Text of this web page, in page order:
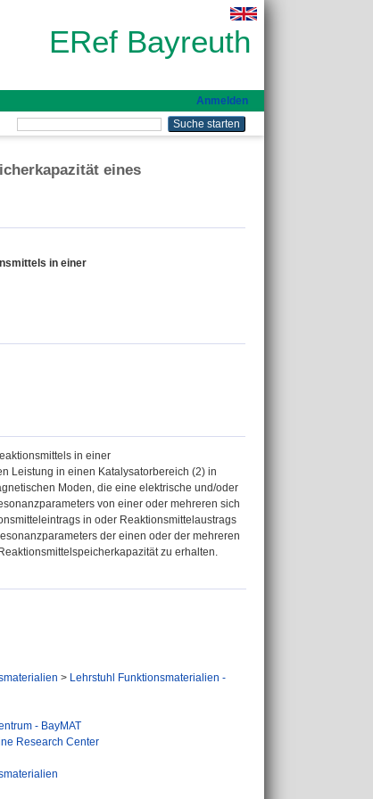
ERef Bayreuth
Anmelden
eines
in einer
in einer
Leistung in einen Katalysatorbereich (2) in
Moden, die eine elektrische und/oder
von einer oder mehreren sich
in oder Reaktionsmittelaustrags
der einen oder der mehreren
zu erhalten.
> Lehrstuhl Funktionsmaterialien -
- BayMAT
Research Center